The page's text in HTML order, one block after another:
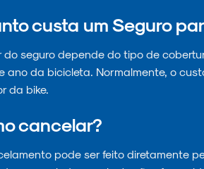
custa um Seguro
do seguro depende do tipo de
ano da bicicleta. Normalmente, o
da bike.
cancelar?
pode ser feito diretamente